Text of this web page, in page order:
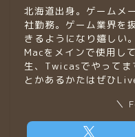
北海道出身。ゲームメ
社勤務。ゲーム業界を
きるようになり嬉しい
Macをメインで使用し
生、Twicasでやってま
とかあるかたはぜひ
＼